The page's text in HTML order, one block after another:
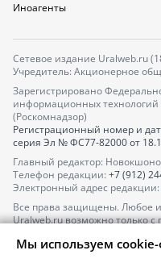
Иноагенты
Сетевое издание Uralweb.ru
Учредитель: Акционерное
Зарегистрировано
информационных
(Роскомнадзор)
Регистрационный номер и
серия Эл № ФС77-82000от
Главный редактор:
Телефон редакции: +7 (912)
Электронный адрес редакции:
Все права защищены. Любое
Uralweb.ru возможно только с
По вопросам размещения
Мы используем